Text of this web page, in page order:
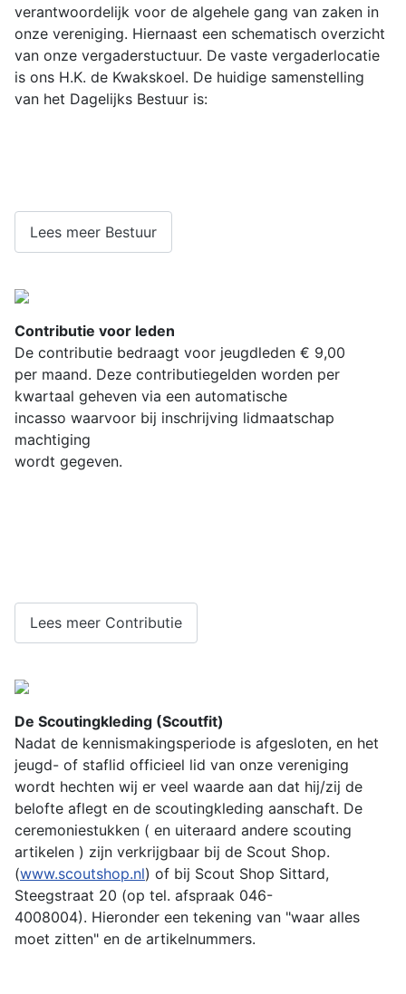
verantwoordelijk voor de algehele gang van zaken in
onze vereniging. Hiernaast een schematisch overzicht
van onze vergaderstuctuur. De vaste vergaderlocatie
is ons H.K. de Kwakskoel. De huidige samenstelling
van het Dagelijks Bestuur is:
Lees meer Bestuur
Contributie voor leden
De contributie bedraagt voor jeugdleden € 9,00
per maand. Deze contributiegelden worden per
kwartaal geheven via een automatische
incasso waarvoor bij inschrijving lidmaatschap
machtiging
wordt gegeven.
Lees meer Contributie
De Scoutingkleding (Scoutfit)
Nadat de kennismakingsperiode is afgesloten, en het
jeugd- of staflid officieel lid van onze vereniging
wordt hechten wij er veel waarde aan dat hij/zij de
belofte aflegt en de scoutingkleding aanschaft. De
ceremoniestukken ( en uiteraard andere scouting
artikelen ) zijn verkrijgbaar bij de Scout Shop.
(www.scoutshop.nl) of bij Scout Shop Sittard,
Steegstraat 20 (op tel. afspraak 046-
4008004). Hieronder een tekening van "waar alles
moet zitten" en de artikelnummers.